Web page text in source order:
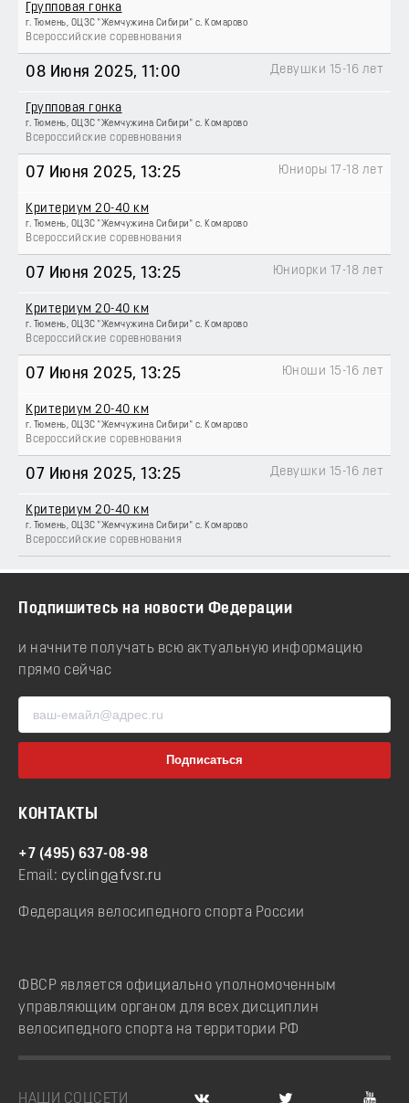
Групповая гонка
г. Тюмень, ОЦЗС "Жемчужина Сибири" с. Комарово
Всероссийские соревнования
08 Июня 2025, 11:00
Групповая гонка
г. Тюмень, ОЦЗС "Жемчужина Сибири" с. Комарово
Всероссийские соревнования
Девушки 15-16 лет
07 Июня 2025, 13:25
Критериум 20-40 км
г. Тюмень, ОЦЗС "Жемчужина Сибири" с. Комарово
Всероссийские соревнования
Юниоры 17-18 лет
07 Июня 2025, 13:25
Критериум 20-40 км
г. Тюмень, ОЦЗС "Жемчужина Сибири" с. Комарово
Всероссийские соревнования
Юниорки 17-18 лет
07 Июня 2025, 13:25
Критериум 20-40 км
г. Тюмень, ОЦЗС "Жемчужина Сибири" с. Комарово
Всероссийские соревнования
Юноши 15-16 лет
07 Июня 2025, 13:25
Критериум 20-40 км
г. Тюмень, ОЦЗС "Жемчужина Сибири" с. Комарово
Всероссийские соревнования
Девушки 15-16 лет
Подпишитесь на новости Федерации
и начните получать всю актуальную информацию
прямо сейчас
КОНТАКТЫ
+7 (495) 637-08-98
Email: cycling@fvsr.ru
Федерация велосипедного спорта России
ФВСР является официально уполномоченным
управляющим органом для всех дисциплин
велосипедного спорта на территории РФ
НАШИ СОЦСЕТИ